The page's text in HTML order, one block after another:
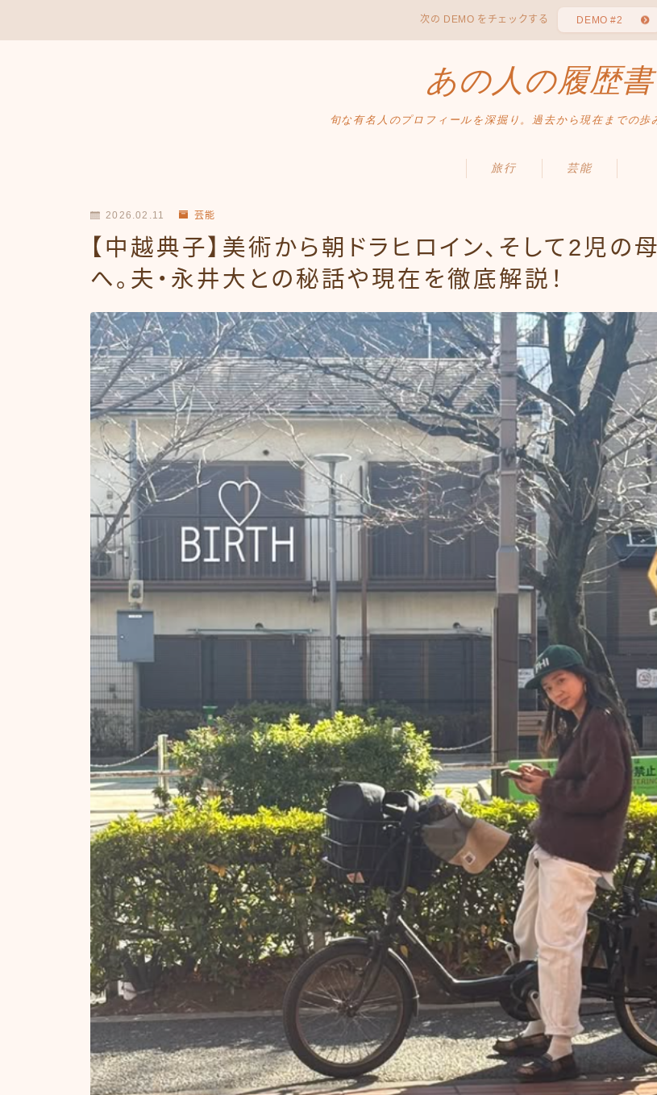
次の DEMO をチェックする DEMO #2
あの人の履歴書
旬な有名人のプロフィールを深掘り。過去から現在までの歩
旅行 芸能
2026.02.11 芸能
【中越典子】美術から朝ドラヒロイン、そして2児の母
へ。夫・永井大との秘話や現在を徹底解説！